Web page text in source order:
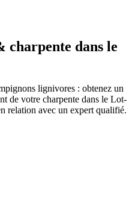
charpente dans le
lignivores : obtenez un
de votre charpente dans le Lot-
relation avec un expert qualifié.